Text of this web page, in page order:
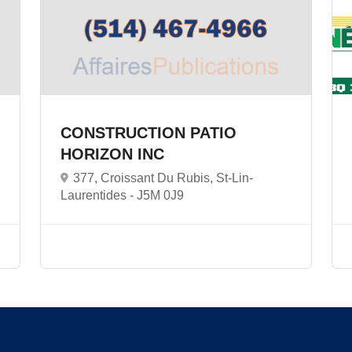
CONSTRUCTION PATIO
HORIZON INC
377, Croissant Du Rubis, St-Lin-
Laurentides - J5M 0J9